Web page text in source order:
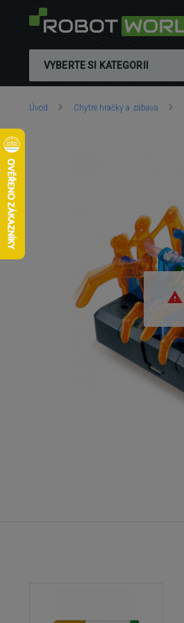
VYBERTE SI KATEGORII
Nacházíte
Úvod Chytré hračky a zábava